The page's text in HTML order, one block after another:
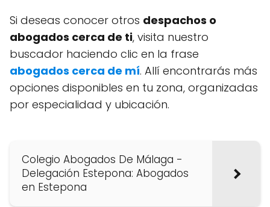
Si deseas conocer otros despachos o
abogados cerca de ti, visita nuestro
buscador haciendo clic en la frase
abogados cerca de mí. Allí encontrarás más
opciones disponibles en tu zona, organizadas
por especialidad y ubicación.
Colegio Abogados De Málaga -
Delegación Estepona: Abogados
en Estepona